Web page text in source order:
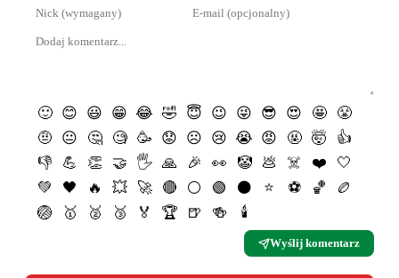
🙂 😊 😃 😁 😂 🤣 😇 😉 😜 😎 😍 🤩
😤
🤨
😐 🤔 🧐 🥳 😟 ☹️ 😢 😭 😡 🤬 🤯
👍
👎
💪 👏 🤝 🖐 🙏 🎉 👀 🤡 💩 ☠️ ❤️
🤍
💚
🖤 🔥 💥 🚀 🔴 ⚪️ 🟢 ⚫️ ⭐️ ⚽️ 🏀
🏉
🏐
🥇 🥈 🥉 🏅 🏆 🍺 🍻 🕯
Wyślij komentarz